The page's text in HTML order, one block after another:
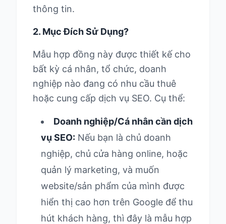
thông tin.
2. Mục Đích Sử Dụng?
Mẫu hợp đồng này được thiết kế cho
bất kỳ cá nhân, tổ chức, doanh
nghiệp nào đang có nhu cầu thuê
hoặc cung cấp dịch vụ SEO. Cụ thể:
Doanh nghiệp/Cá nhân cần dịch
vụ SEO: Nếu bạn là chủ doanh
nghiệp, chủ cửa hàng online, hoặc
quản lý marketing, và muốn
website/sản phẩm của mình được
hiển thị cao hơn trên Google để thu
hút khách hàng, thì đây là mẫu hợp